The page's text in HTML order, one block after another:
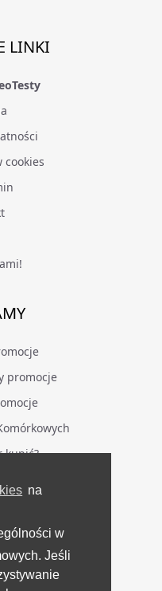
na
w
Jeśli
LINKI
cookies
promocje
kupić?